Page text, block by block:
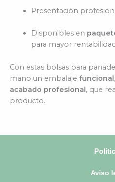
Presentación
Disponibles en
para mayor
Con estas bolsas para
mano un embalaje
acabado profesional, que
producto.
Aviso